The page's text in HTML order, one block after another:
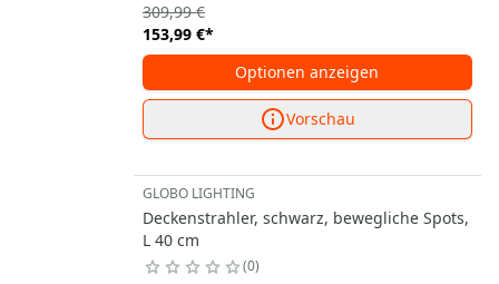
153,99 €*
309,99 €
Optionen anzeigen
Vorschau
GLOBO LIGHTING
Deckenstrahler, schwarz, bewegliche Spots,
L 40 cm
0